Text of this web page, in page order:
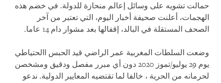
حمالت تشويه على وسائل إعالم منحازة للدولة. في خضم هذه
الهجمات، أعلنت صحيفة أخبار اليوم، التي تعتبر من آخر
الصحف المستقلة في البالد، إقفالها بعد مشوار دام 14 عاما.
وضعت السلطات المغربية عمر الراضي قيد الحبس االحتياطي
يوم 29 يوليو/تموز 2020 دون أي مبرر مفصل ودقيق ومشخصن
لحرمانه من الحرية ، خالفا لما تقتضيه المعايير الدولية. ندعو